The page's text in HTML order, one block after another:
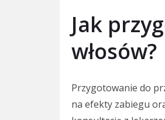
Jak
włosów?
Przygotowanie do
na efekty zabiegu